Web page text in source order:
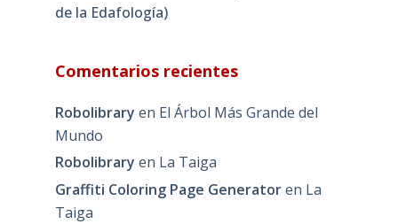
de la Edafología)
Comentarios recientes
Robolibrary en El Árbol Más Grande del
Mundo
Robolibrary en La Taiga
Graffiti Coloring Page Generatoren La
Taiga